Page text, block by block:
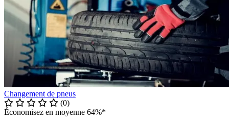
Changement de pneus
(0)
Économisez en moyenne 64%*